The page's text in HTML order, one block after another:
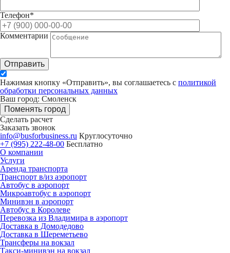
Телефон*
Комментарии
Отправить
Нажимая кнопку «Отправить», вы соглашаетесь с политикой
обработки персональных данных
Ваш город: Смоленск
Поменять город
Сделать расчет
Заказать звонок
info@busforbusiness.ru Круглосуточно
+7 (995) 222-48-00 Бесплатно
О компании
Услуги
Аренда транспорта
Транспорт в/из аэропорт
Автобус в аэропорт
Микроавтобус в аэропорт
Минивэн в аэропорт
Автобус в Королеве
Перевозка из Владимира в аэропорт
Доставка в Домодедово
Доставка в Шереметьево
Трансферы на вокзал
Такси-минивэн на вокзал